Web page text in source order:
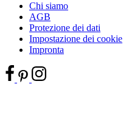
Chi siamo
AGB
Protezione dei dati
Impostazione dei cookie
Impronta